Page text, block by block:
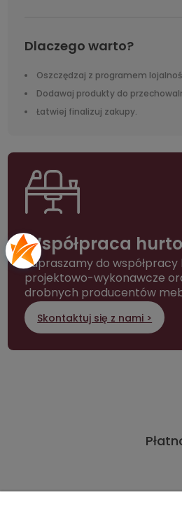
Dlaczego warto?
Oszczędzaj z programem
Dodawaj produkty do
Łatwiej finalizuj zakupy.
Współpraca
Zapraszamy do współpracy
projektowo-wykonawcze
drobnych producentów
Skontaktuj się z nami >